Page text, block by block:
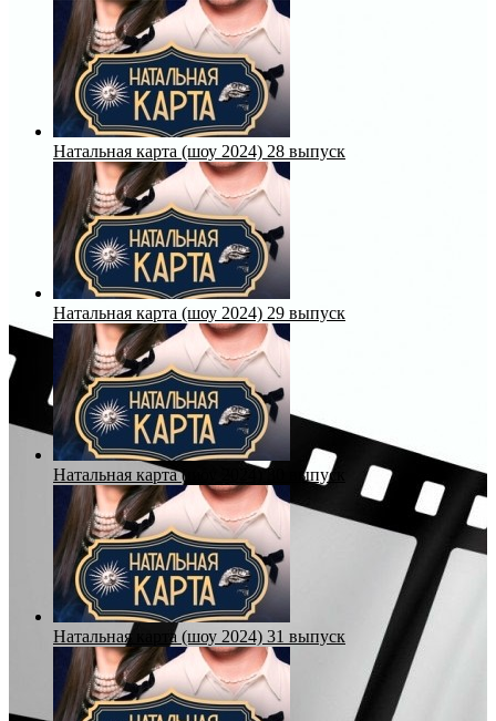
Натальная карта (шоу 2024) 28 выпуск
Натальная карта (шоу 2024) 29 выпуск
Натальная карта (шоу 2024) 30 выпуск
Натальная карта (шоу 2024) 31 выпуск